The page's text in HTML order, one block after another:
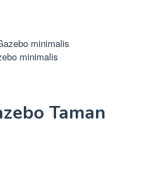
minimalis
Taman